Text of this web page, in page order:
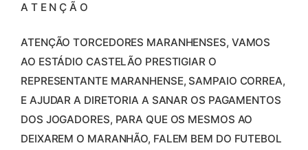
A T E N Ç Ã O
ATENÇÃO TORCEDORES MARANHENSES, VAMOS
AO ESTÁDIO CASTELÃO PRESTIGIAR O
REPRESENTANTE MARANHENSE, SAMPAIO CORREA,
E AJUDAR A DIRETORIA A SANAR OS PAGAMENTOS
DOS JOGADORES, PARA QUE OS MESMOS AO
DEIXAREM O MARANHÃO, FALEM BEM DO FUTEBOL